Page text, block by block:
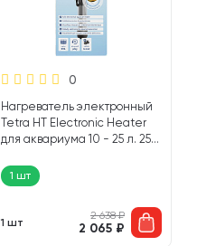
0
Нагреватель электронный
Tetra HT Electronic Heater
для аквариума 10 - 25 л. 25
1 шт
1 шт
2 638₽
2 065 ₽